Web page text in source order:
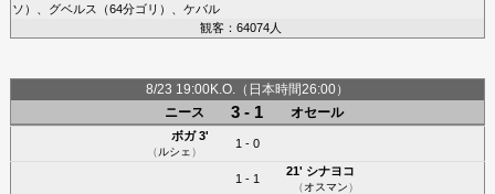
ソ ）、 グベルス （64分ゴリ ）、 ケバル
観客：64074人
8/23 19:00K.O.（日本時間26:00）
ニース
3 - 1 オセール
ボガ3'
（ルシェ ）
1 - 0
1 - 1
21' シナヨコ
（オスマン）